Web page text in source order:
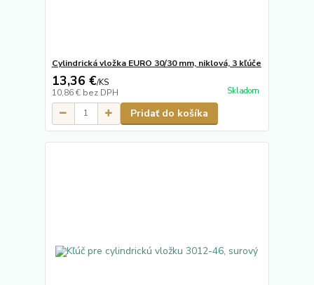
Cylindrická vložka EURO 30/30 mm, niklová, 3 kľúče
13,36 €/KS
10,86 € bez DPH Skladom
Pridať do košíka